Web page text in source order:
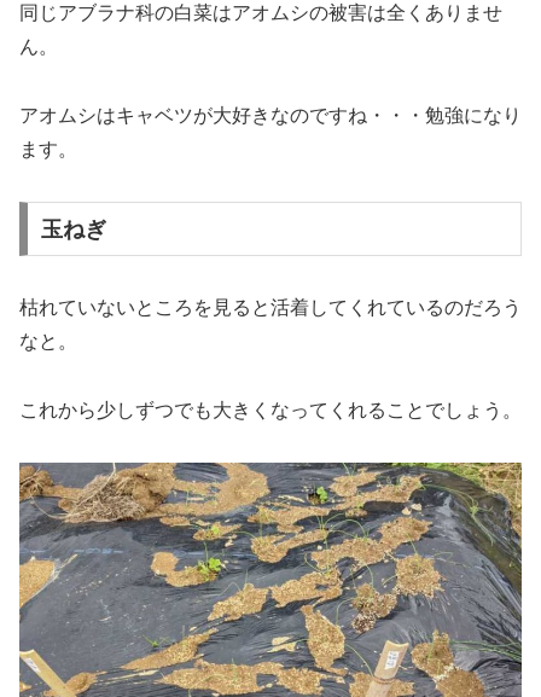
同じアブラナ科の白菜はアオムシの被害は全くありませ
ん。
アオムシはキャベツが大好きなのですね・・・勉強になり
ます。
玉ねぎ
枯れていないところを見ると活着してくれているのだろう
なと。
これから少しずつでも大きくなってくれることでしょう。